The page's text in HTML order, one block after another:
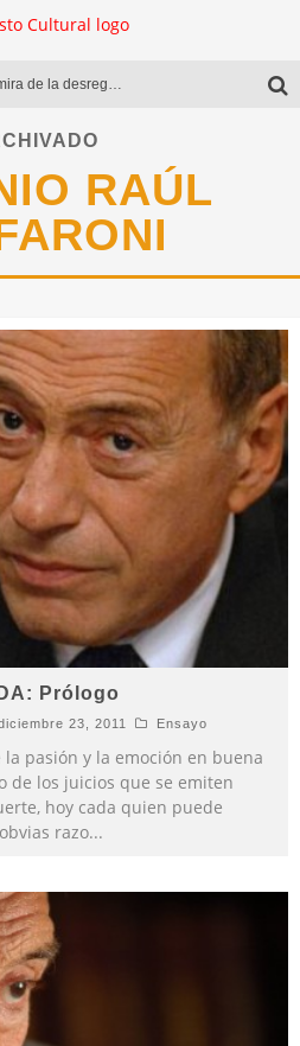
El libro en la mira de la desregulación
| El llovedor
Acapulco
| La nieve
RAÚL
Prólogo
23, 2011 Ensayo
la pasión y la emoción en buena
de los juicios que se emiten
hoy cada quien puede
razo...